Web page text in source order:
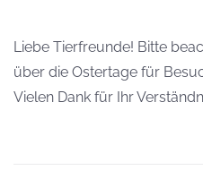
Liebe Tierfreunde! Bitte
über die Ostertage für
Vielen Dank für Ihr